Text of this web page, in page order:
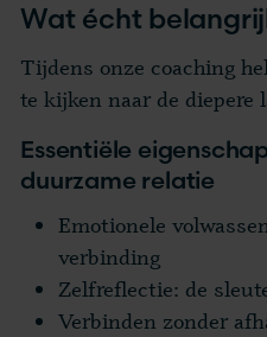
Wat écht
Tijdens onze coaching
te kijken naar de diepere
Essentiële
duurzame relatie
Emotionele
verbinding
Zelfreflectie: de
Verbinden zonder